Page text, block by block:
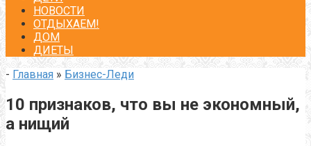
НОВОСТИ
ОТДЫХАЕМ!
ДОМ
ДИЕТЫ
- Главная » Бизнес-Леди
10 признаков, что вы не экономный,
а нищий